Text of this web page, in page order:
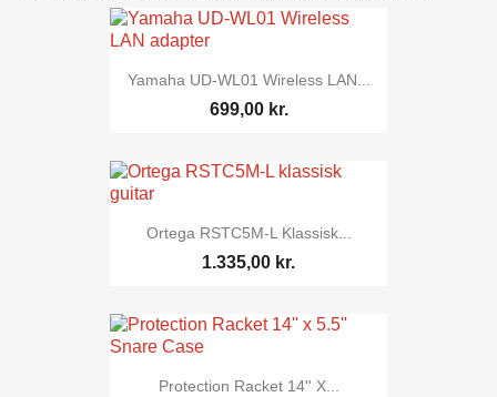
Yamaha UD-WL01 Wireless LAN...
699,00 kr.
Ortega RSTC5M-L Klassisk...
1.335,00 kr.
Protection Racket 14'' X...